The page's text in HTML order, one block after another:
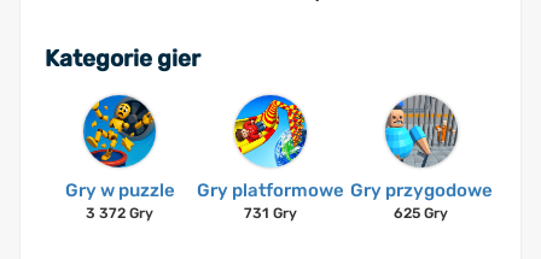
Kategorie gier
Gry w puzzle
3 372 Gry
Gry platformowe
731 Gry
Gry przygodowe
625 Gry